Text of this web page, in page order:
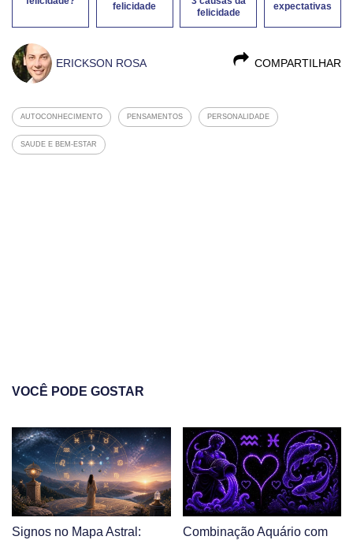
felicidade
felicidade
expectativas
COMPARTILHAR
ERICKSON ROSA
AUTOCONHECIMENTO PENSAMENTOS PERSONALIDADE
SAUDE E BEM-ESTAR
VOCÊ PODE GOSTAR
Signos no Mapa Astral:
Combinação Aquário com